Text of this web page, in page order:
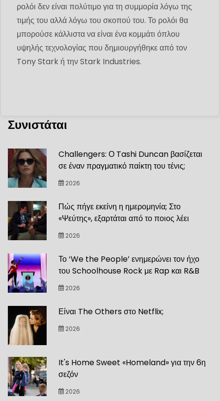
ρολόι δεν είναι πολύτιμο για τη συμμορία λόγω της
τιμής του αλλά λόγω του σκοπού του. Το ρολόι θα
μπορούσε κάλλιστα να είναι ένα κομμάτι όπλου
υψηλής τεχνολογίας που δημιουργήθηκε από τον
Tony Stark ή την Stark Industries.
Συνιστάται
Challengers: Ο Tashi Duncan βασίζεται
σε έναν πραγματικό παίκτη του τένις;
2026
Πώς πήγε εκείνη η ημερομηνία; Στο
«Ψεύτης», εξαρτάται από το ποιος λέει
2026
Το ‘We the People’ ενημερώνει τον ήχο
του Schoolhouse Rock με Rap και R&B
2026
Είναι The Others στο Netflix;
2026
It's Home Sweet «Homeland» για την 6η
σεζόν
2026